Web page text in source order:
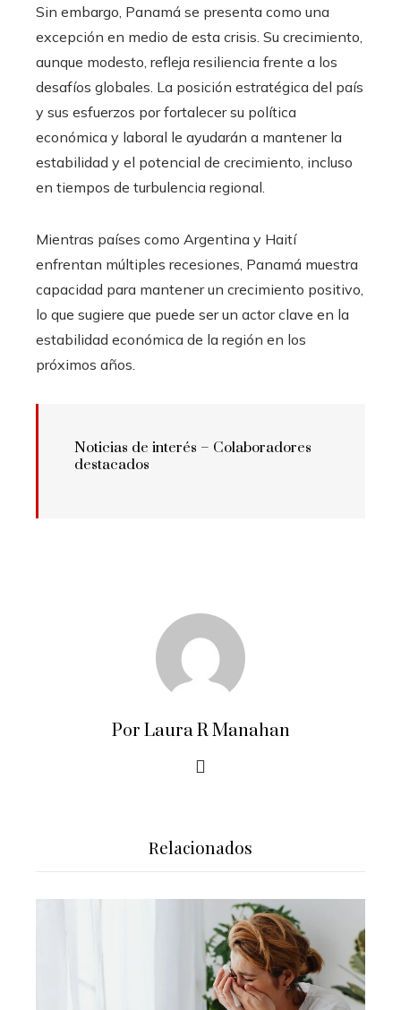
Sin embargo, Panamá se presenta como una
excepción en medio de esta crisis. Su crecimiento,
aunque modesto, refleja resiliencia frente a los
desafíos globales. La posición estratégica del país
y sus esfuerzos por fortalecer su política
económica y laboral le ayudarán a mantener la
estabilidad y el potencial de crecimiento, incluso
en tiempos de turbulencia regional.
Mientras países como Argentina y Haití
enfrentan múltiples recesiones, Panamá muestra
capacidad para mantener un crecimiento positivo,
lo que sugiere que puede ser un actor clave en la
estabilidad económica de la región en los
próximos años.
Noticias de interés – Colaboradores
destacados
Por Laura R Manahan
Relacionados